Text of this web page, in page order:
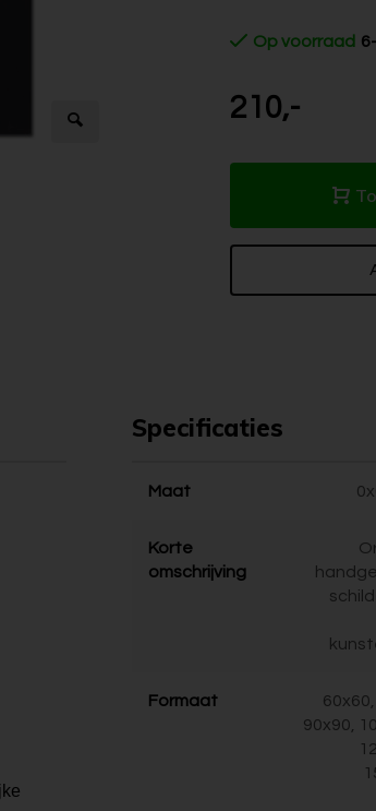
Op voorraad
210,-
Specificaties
Maat
Korte
omschrijving
Formaat
60x60,
90x90,